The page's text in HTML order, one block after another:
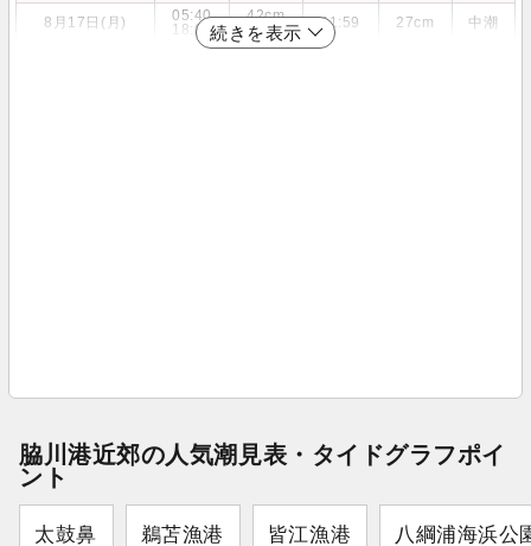
8月17日(月)
05:40
18:00
42cm
43cm
11:59 27cm 中潮
続きを表示
脇川港近郊の人気潮見表・タイドグラフポイ
ント
太鼓鼻 鵜苫漁港 皆江漁港 八綱浦海浜公